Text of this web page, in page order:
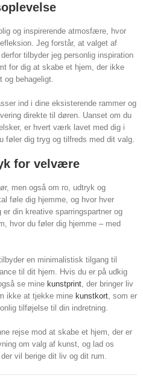
og inspirerende atmosfære, hvor
Jeg forstår, at valget af
tilbyder jeg personlig inspiration
for dig at skabe et hjem, der ikke
og behageligt.
ind i dine eksisterende rammer og
direkte til døren. Uanset om du
er hvert værk lavet med dig i
føler dig tryg og tilfreds med dit valg.
for velvære
men også om ro, udtryk og
føle dig hjemme, og hvor hver
din kreative sparringspartner og
hvor du føler dig hjemme – med
en minimalistisk tilgang til
til dit hjem. Hvis du er på udkig
se mine kunstprint, der bringer liv
ikke at tjekke mine kunstkort, som er
tilføjelse til din indretning.
rejse mod at skabe et hjem, der er
om valg af kunst, og lad os
vil berige dit liv og dit rum.